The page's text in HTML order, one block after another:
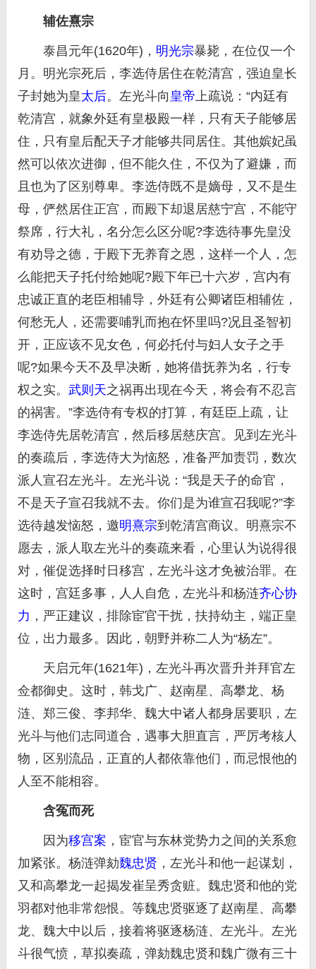
辅佐熹宗
泰昌元年(1620年)， 明光宗暴毙，在位仅一个
月。明光宗死后，李选侍居住在乾清宫，强迫皇长
子封她为皇太后。左光斗向 皇帝 上疏说：“内廷有
乾清宫，就象外廷有皇极殿一样，只有天子能够居
住，只有皇后配天子才能够共同居住。其他嫔妃虽
然可以依次进御，但不能久住，不仅为了避嫌，而
且也为了区别尊卑。李选侍既不是嫡母，又不是生
母，俨然居住正宫，而殿下却退居慈宁宫，不能守
祭席，行大礼，名分怎么区分呢?李选待事先皇没
有劝导之德，于殿下无养育之恩，这样一个人，怎
么能把天子托付给她呢?殿下年已十六岁，宫内有
忠诚正直的老臣相辅导，外廷有公卿诸臣相辅佐，
何愁无人，还需要哺乳而抱在怀里吗?况且圣智初
开，正应该不见女色，何必托付与妇人女子之手
呢?如果今天不及早决断，她将借抚养为名，行专
权之实。 武则天之祸再出现在今天，将会有不忍言
的祸害。”李选侍有专权的打算，有廷臣上疏，让
李选侍先居乾清宫，然后移居慈庆宫。见到左光斗
的奏疏后，李选侍大为恼怒，准备严加责罚，数次
派人宣召左光斗。左光斗说：“我是天子的命官，
不是天子宣召我就不去。你们是为谁宣召我呢?”李
选待越发恼怒，邀明熹宗到乾清宫商议。明熹宗不
愿去，派人取左光斗的奏疏来看，心里认为说得很
对，催促选择时日移宫，左光斗这才免被治罪。在
这时，宫廷多事，人人自危，左光斗和杨涟齐心协
力 ，严正建议，排除宦官干扰，扶持幼主，端正皇
位，出力最多。因此，朝野并称二人为“杨左”。
天启元年(1621年)，左光斗再次晋升并拜官左
佥都御史。这时，韩戈广、赵南星、高攀龙、杨
涟、郑三俊、李邦华、魏大中诸人都身居要职，左
光斗与他们志同道合，遇事大胆直言，严厉考核人
物，区别流品，正直的人都依靠他们，而忌恨他的
人至不能相容。
含冤而死
因为移宫案 ，宦官与东林党势力之间的关系愈
加紧张。杨涟弹劾魏忠贤 ，左光斗和他一起谋划，
又和高攀龙一起揭发崔呈秀贪赃。魏忠贤和他的党
羽都对他非常怨恨。等魏忠贤驱逐了赵南星、高攀
龙、魏大中以后，接着将驱逐杨涟、左光斗。左光
斗很气愤，草拟奏疏，弹劾魏忠贤和魏广微有三十